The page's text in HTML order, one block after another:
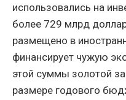
использовались на
более 729 млрд
размещено в
финансирует чужую
этой суммы золотой
размере годового